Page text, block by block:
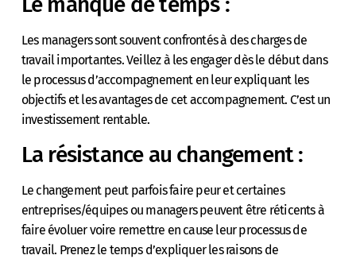
Les managers sont souvent confrontés à des charges de
travail importantes. Veillez à les engager dès le début dans
le processus d’accompagnement en leur expliquant les
objectifs et les avantages de cet accompagnement. C’est un
investissement rentable.
La résistance au changement :
Le changement peut parfois faire peur et certaines
entreprises/équipes ou managers peuvent être réticents à
faire évoluer voire remettre en cause leur processus de
travail. Prenez le temps d’expliquer les raisons de